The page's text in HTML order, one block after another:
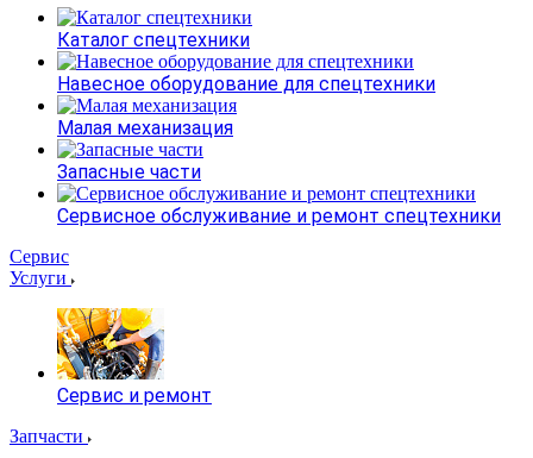
Каталог спецтехники
Навесное оборудование для спецтехники
Малая механизация
Запасные части
Сервисное обслуживание и ремонт спецтехники
Сервис
Услуги
Сервис и ремонт
Запчасти